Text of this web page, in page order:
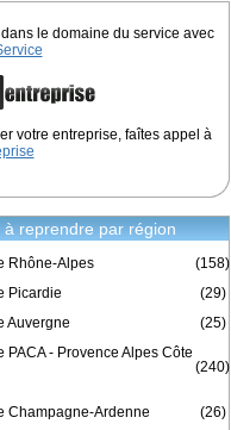
le domaine du service avec
votre entreprise, faîtes appel à
à reprendre par région
Rhône-Alpes
(158)
Picardie
(29)
Auvergne
(25)
PACA - Provence Alpes Côte
(240)
Champagne-Ardenne
(26)